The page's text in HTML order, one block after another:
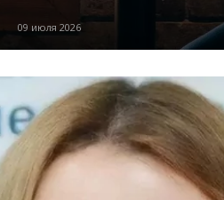
09 июля 2026